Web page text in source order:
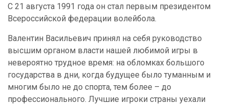
С 21 августа 1991 года он стал первым президентом
Всероссийской федерации волейбола.
Валентин Васильевич принял на себя руководство
высшим органом власти нашей любимой игры в
невероятно трудное время: на обломках большого
государства в дни, когда будущее было туманным и
многим было не до спорта, тем более – до
профессионального. Лучшие игроки страны уехали